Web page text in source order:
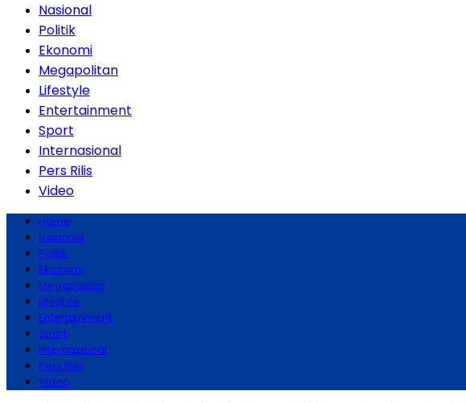
Nasional
Politik
Ekonomi
Megapolitan
Lifestyle
Entertainment
Sport
Internasional
Pers Rilis
Video
Home
Nasional
Politik
Ekonomi
Megapolitan
Lifestyle
Entertainment
Sport
Internasional
Pers Rilis
Video